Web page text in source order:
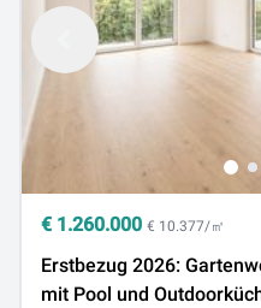
€ 1.260.000 € 10.377/㎡
Erstbezug 2026:
mit Pool und